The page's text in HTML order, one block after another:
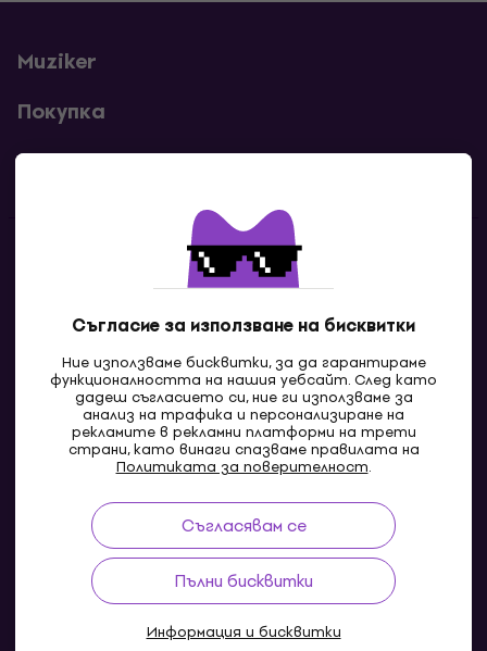
Съгласие за използване на бисквитки
Ние използваме бисквитки, за да гарантираме
функционалността на нашия уебсайт. След като
дадеш съгласието си, ние ги използваме за
анализ на трафика и персонализиране на
рекламите в рекламни платформи на трети
страни, като винаги спазваме правилата на
Политиката за поверителност.
Съгласявам се
Пълни бисквитки
Информация и бисквитки
Muziker
Покупка
Полезни линкове
Контакти
MK